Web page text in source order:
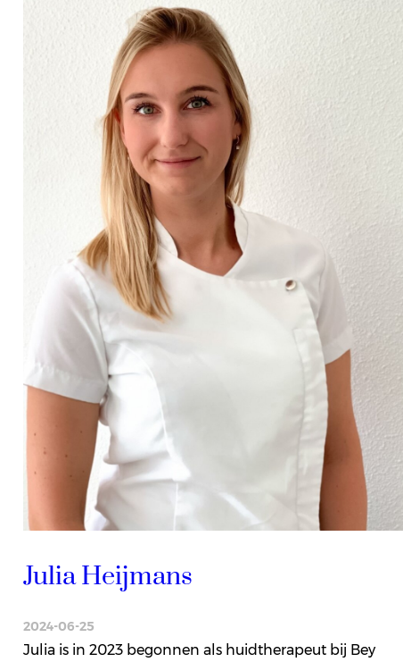
Julia Heijmans
2024-06-25
Julia is in 2023 begonnen als huidtherapeut bij Bey